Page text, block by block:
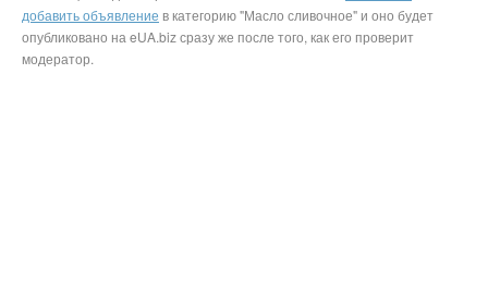
добавить объявление в категорию "Масло сливочное" и оно будет
опубликовано на eUA.biz сразу же после того, как его проверит
модератор.